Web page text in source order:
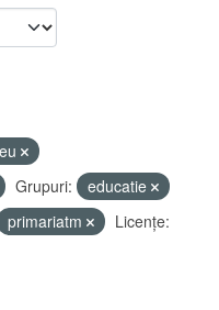
Grupuri:
educatie
primariatm
Licenţe: